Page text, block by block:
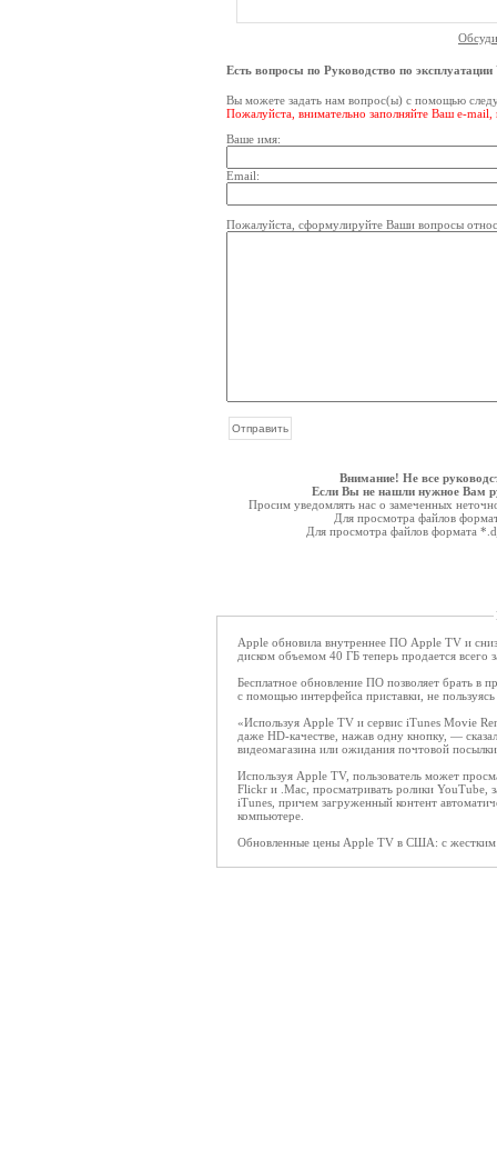
Есть вопросы по Руководство по
Вы можете задать нам вопрос(ы) с помощью
Пожалуйста, внимательно заполняйте Ваш e-
Ваше имя:
Email:
Пожалуйста, сформулируйте Ваши вопросы
Внимание! Не все
Если Вы не нашли нужное Вам
Просим уведомлять нас о замеченных
Для просмотра файлов
Для просмотра файлов формата
Apple обновила внутреннее ПО Apple TV и
диском объемом 40 ГБ теперь продается всего
Бесплатное обновление ПО позволяет брать в
с помощью интерфейса приставки, не
«Используя Apple TV и сервис iTunes Movie
даже HD-качестве, нажав одну кнопку, —
видеомагазина или ожидания почтовой
Используя Apple TV, пользователь может
Flickr и .Mac, просматривать ролики YouTube,
iTunes, причем загруженный контент
компьютере.
Обновленные цены Apple TV в США: с